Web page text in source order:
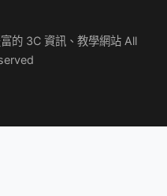
的 3C 資訊、教學網站 All